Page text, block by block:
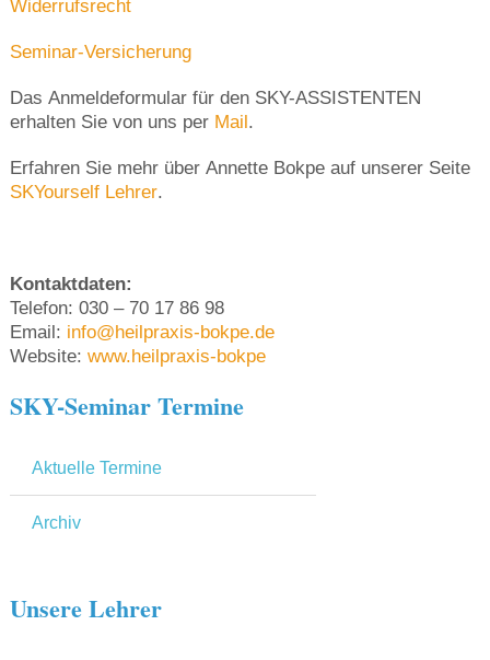
Widerrufsrecht
Seminar-Versicherung
Das Anmeldeformular für den SKY-ASSISTENTEN
erhalten Sie von uns per Mail .
Erfahren Sie mehr über Annette Bokpe auf unserer Seite
SKYourself Lehrer.
Kontaktdaten:
Telefon: 030 – 70 17 86 98
Email: info@heilpraxis-bokpe.de
Website: www.heilpraxis-bokpe
SKY-Seminar Termine
Aktuelle Termine
Archiv
Unsere Lehrer